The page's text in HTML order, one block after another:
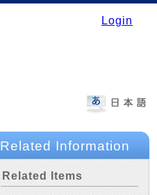
Login
Related Information
Related Items